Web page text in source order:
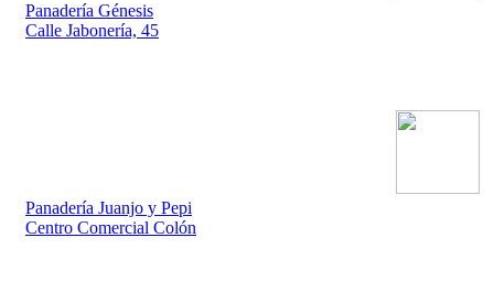
Panadería Génesis
Calle Jabonería, 45
Panadería Juanjo y Pepi
Centro Comercial Colón